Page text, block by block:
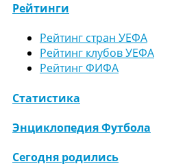
Рейтинги
Рейтинг стран УЕФА
Рейтинг клубов УЕФА
Рейтинг ФИФА
Статистика
Энциклопедия Футбола
Сегодня родились